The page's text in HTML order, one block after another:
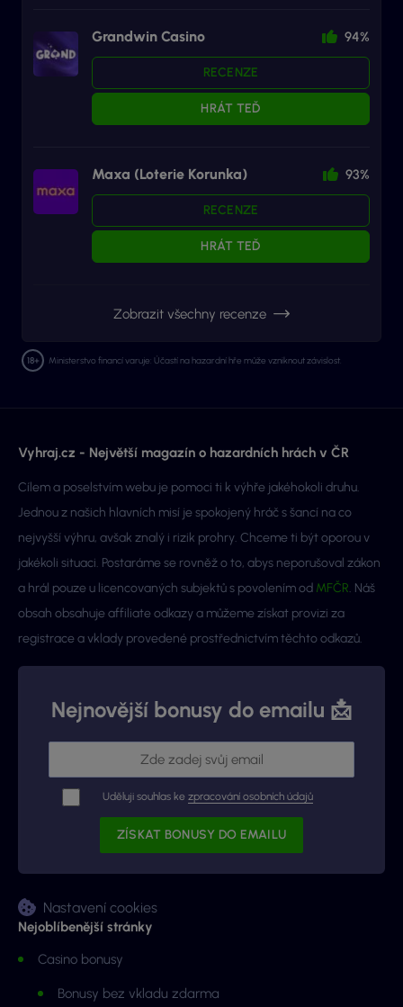
Grandwin Casino 94%
RECENZE
HRÁT TEĎ
Maxa (Loterie Korunka) 93%
RECENZE
HRÁT TEĎ
Zobrazit všechny recenze
Ministerstvo financí varuje: Účastí na hazardní hře může vzniknout závislost.
Vyhraj.cz - Největší magazín o hazardních hrách v ČR
Cílem a poselstvím webu je pomoci ti k výhře jakéhokoli druhu.
Jednou z našich hlavních misí je spokojený hráč s šancí na co
nejvyšší výhru, avšak znalý i rizik prohry. Chceme ti být oporou v
jakékoli situaci. Postaráme se rovněž o to, abys neporušoval zákon
a hrál pouze u licencovaných subjektů s povolením od MFČR. Náš
obsah obsahuje affiliate odkazy a můžeme získat provizi za
registrace a vklady provedené prostřednictvím těchto odkazů.
Nejnovější bonusy do emailu 📩
Uděluji souhlas ke zpracování osobních údajů
Nastavení cookies
Nejoblíbenější stránky
Casino bonusy
Bonusy bez vkladu zdarma